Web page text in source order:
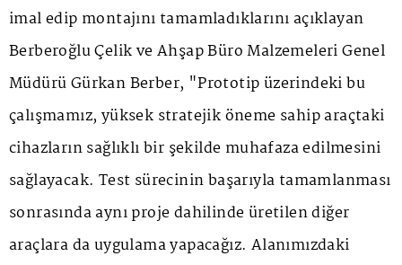
imal edip montajını tamamladıklarını açıklayan
Berberoğlu Çelik ve Ahşap Büro Malzemeleri Genel
Müdürü Gürkan Berber, "Prototip üzerindeki bu
çalışmamız, yüksek stratejik öneme sahip araçtaki
cihazların sağlıklı bir şekilde muhafaza edilmesini
sağlayacak. Test sürecinin başarıyla tamamlanması
sonrasında aynı proje dahilinde üretilen diğer
araçlara da uygulama yapacağız. Alanımızdaki